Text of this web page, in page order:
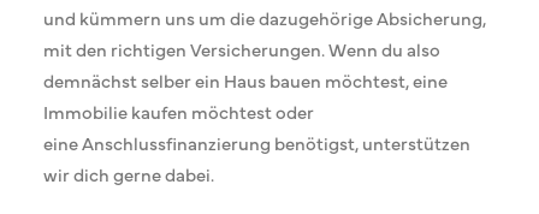
und kümmern uns um die dazugehörige Absicherung,
mit den richtigen Versicherungen. Wenn du also
demnächst selber ein Haus bauen möchtest, eine
Immobilie kaufen möchtest oder
eine Anschlussfinanzierung benötigst, unterstützen
wir dich gerne dabei.